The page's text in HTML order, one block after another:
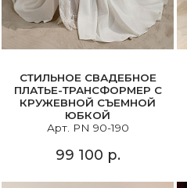
СТИЛЬНОЕ СВАДЕБНОЕ
ПЛАТЬЕ-ТРАНСФОРМЕР С
КРУЖЕВНОЙ СЪЕМНОЙ
ЮБКОЙ
Арт. PN 90-190
99 100 р.